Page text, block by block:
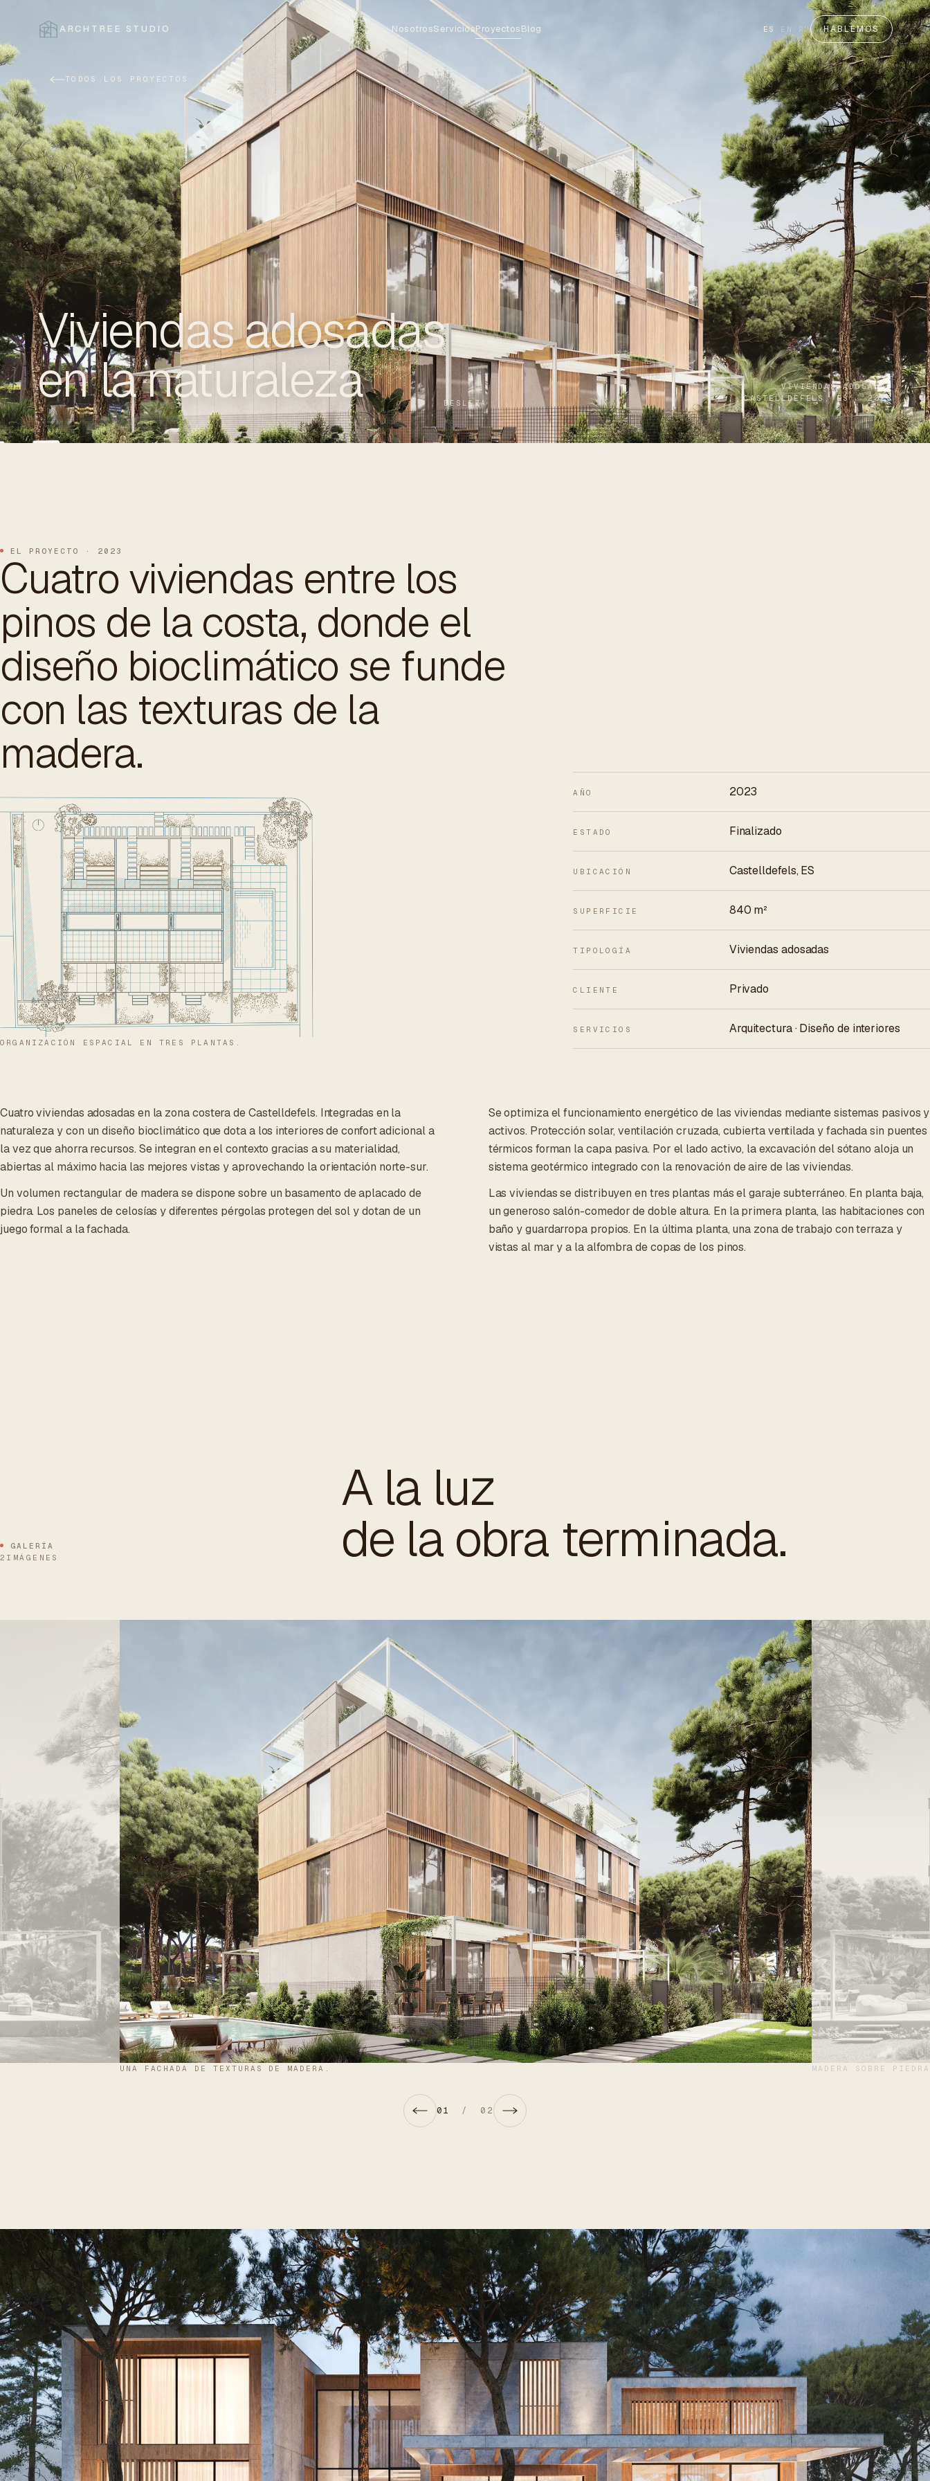
ARCHTREE STUDIO NosotrosServiciosProyectosBlog ES EN RU HABLEMOS
CERRAR
ES/EN/ RU
ARCHTREE
STUDIO
BARCELONA
Viviendas adosadas
en la naturaleza
VIVIENDAS ADOSADAS
CASTELLDEFELS, ES · 2023
TODOS LOS PROYECTOS
DESLIZA
EL PROYECTO · 2023
Cuatro viviendas entre los
pinos de la costa, donde el
diseño bioclimático se funde
con las texturas de la
madera.
ORGANIZACIÓN ESPACIAL EN TRES PLANTAS.
AÑO 2023
ESTADO Finalizado
UBICACIÓN Castelldefels, ES
SUPERFICIE 840 m²
TIPOLOGÍA Viviendas adosadas
CLIENTE Privado
SERVICIOS Arquitectura · Diseño de interiores
Cuatro viviendas adosadas en la zona costera de Castelldefels. Integradas en la
naturaleza y con un diseño bioclimático que dota a los interiores de confort adicional a
la vez que ahorra recursos. Se integran en el contexto gracias a su materialidad,
abiertas al máximo hacia las mejores vistas y aprovechando la orientación norte-sur.
Un volumen rectangular de madera se dispone sobre un basamento de aplacado de
piedra. Los paneles de celosías y diferentes pérgolas protegen del sol y dotan de un
juego formal a la fachada.
Se optimiza el funcionamiento energético de las viviendas mediante sistemas pasivos y
activos. Protección solar, ventilación cruzada, cubierta ventilada y fachada sin puentes
térmicos forman la capa pasiva. Por el lado activo, la excavación del sótano aloja un
sistema geotérmico integrado con la renovación de aire de las viviendas.
Las viviendas se distribuyen en tres plantas más el garaje subterráneo. En planta baja,
un generoso salón-comedor de doble altura. En la primera planta, las habitaciones con
baño y guardarropa propios. En la última planta, una zona de trabajo con terraza y
vistas al mar y a la alfombra de copas de los pinos.
GALERÍA
2IMÁGENES
A la luz
de la obra terminada.
UNA FACHADA DE TEXTURAS DE MADERA. MADERA SOBRE
01 / 02